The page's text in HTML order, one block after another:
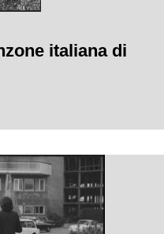
italiana di